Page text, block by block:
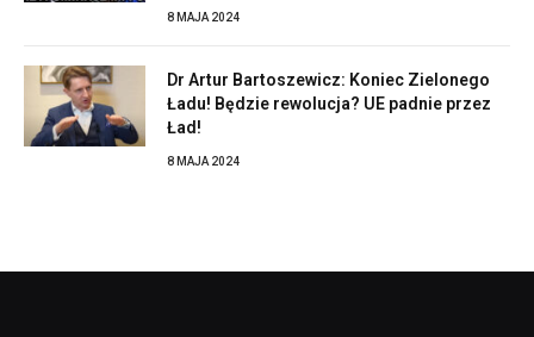
8 MAJA 2024
Dr Artur Bartoszewicz: Koniec Zielonego
Ładu! Będzie rewolucja? UE padnie przez
Ład!
8 MAJA 2024